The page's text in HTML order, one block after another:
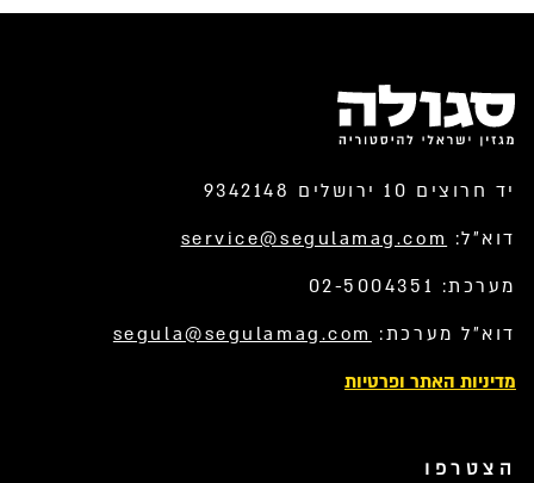
יד חרוצים 10 ירושלים 9342148
דוא”ל: service@segulamag.com
מערכת: 02-5004351
דוא”ל מערכת: segula@segulamag.com
מדיניות האתר ופרטיות
הצטרפו